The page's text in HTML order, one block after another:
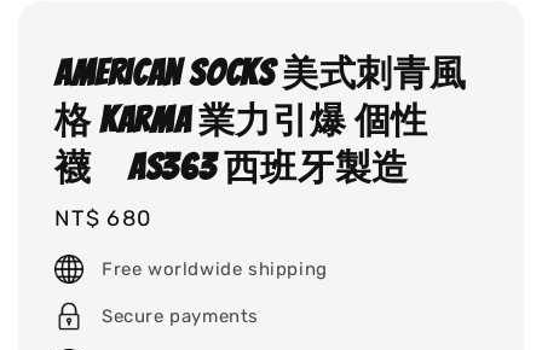
American socks 美式刺青風
格 Karma 業力引爆 個性
襪 AS363 西班牙製造
Regular
price
NT$ 680
Free worldwide shipping
Secure payments